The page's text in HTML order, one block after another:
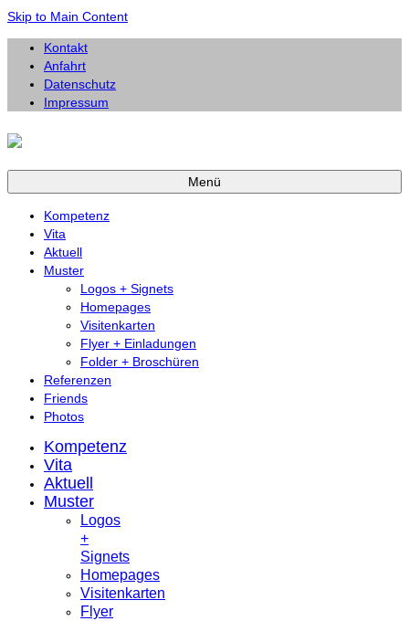
Skip to Main Content
Kontakt
Anfahrt
Datenschutz
Impressum
Menü
Kompetenz
Vita
Aktuell
Muster
Logos + Signets
Homepages
Visitenkarten
Flyer + Einladungen
Folder + Broschüren
Referenzen
Friends
Photos
Kompetenz
Vita
Aktuell
Muster
Logos
+
Signets
Homepages
Visitenkarten
Flyer